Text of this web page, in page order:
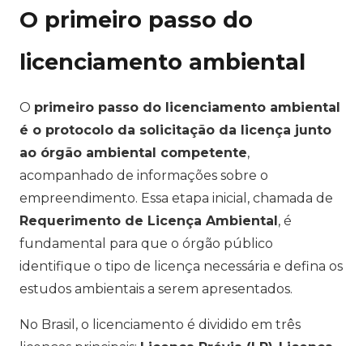
O primeiro passo do
licenciamento ambiental
O primeiro passo do licenciamento ambiental
é o protocolo da solicitação da licença junto
ao órgão ambiental competente,
acompanhado de informações sobre o
empreendimento. Essa etapa inicial, chamada de
Requerimento de Licença Ambiental, é
fundamental para que o órgão público
identifique o tipo de licença necessária e defina os
estudos ambientais a serem apresentados.
No Brasil, o licenciamento é dividido em três